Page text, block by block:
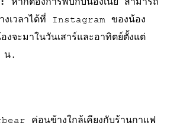
งเวลาได้ที่ Instagram ของน้อง
งจะมาในวันเสาร์และอาทิตย์ตั้งแต่
น.
ค่อนข้างใกล้เคียงกับร้านกาแฟ